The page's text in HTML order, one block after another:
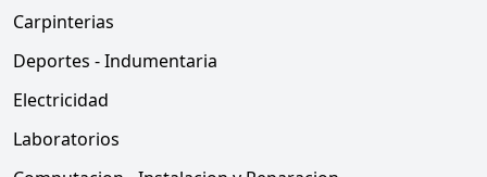
Carpinterias
Deportes - Indumentaria
Electricidad
Laboratorios